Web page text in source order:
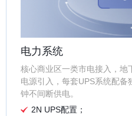
电力系统
核心商业区一类市电接入，地
电源引入，每套UPS系统配
钟不间断供电。
2N UPS配置；